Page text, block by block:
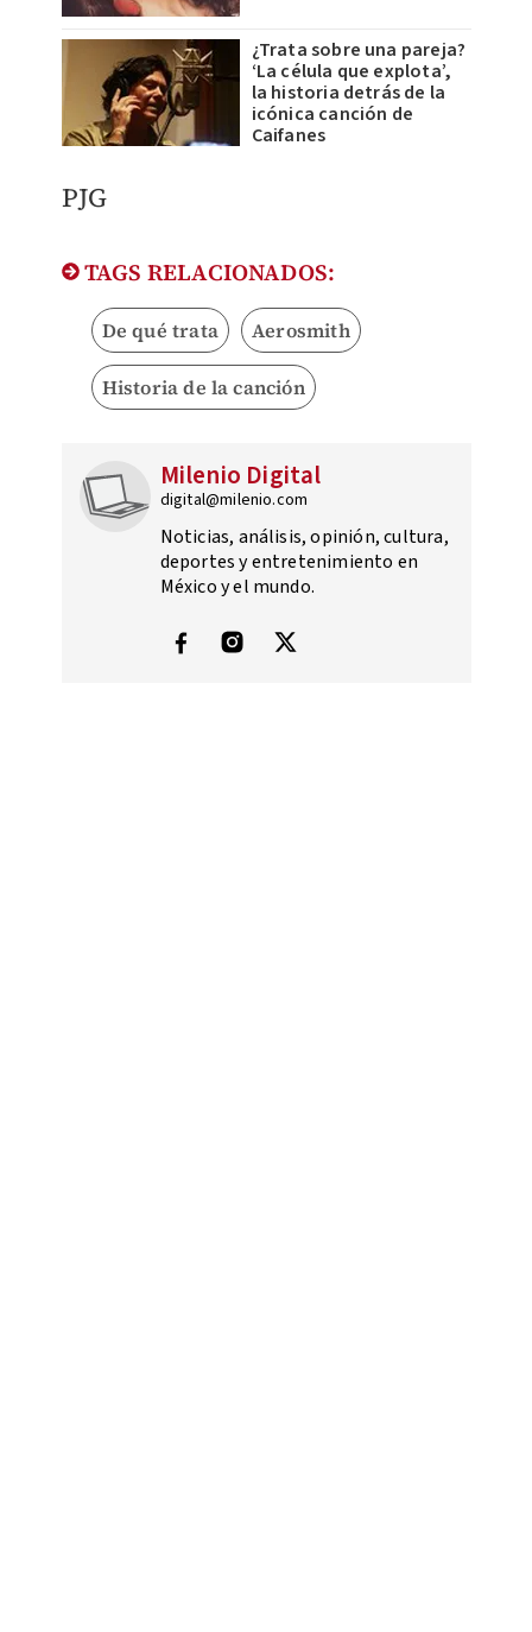
¿Trata sobre una pareja?
‘La célula que explota’,
la historia detrás de la
icónica canción de
Caifanes
PJG
TAGS RELACIONADOS:
De qué trata Aerosmith
Historia de la canción
Milenio Digital
digital@milenio.com
Noticias, análisis, opinión, cultura,
deportes y entretenimiento en
México y el mundo.